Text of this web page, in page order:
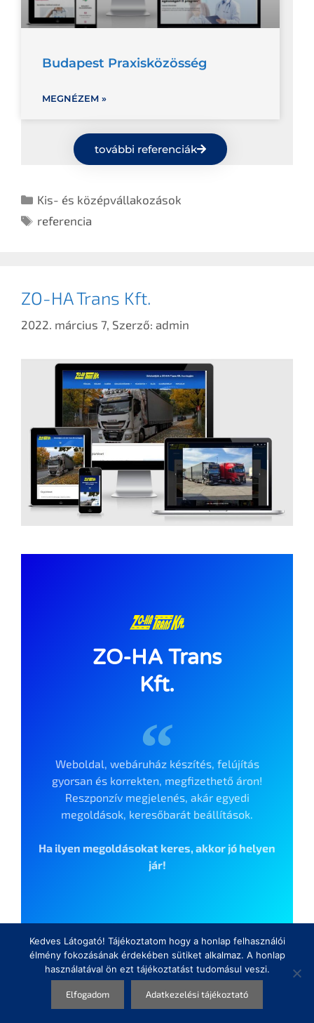
Budapest Praxisközösség
MEGNÉZEM »
további referenciák
Kis- és középvállakozások
referencia
ZO-HA Trans Kft.
2022. március 7, Szerző: admin
ZO-HA Trans
Kft.
Weboldal, webáruház készítés, felújítás
gyorsan és korrekten, megfizethető áron!
Reszponzív megjelenés, akár egyedi
megoldások, keresőbarát beállítások.
Ha ilyen megoldásokat keres, akkor jó helyen
jár!
Kedves Látogató! Tájékoztatom hogy a honlap felhasználói
élmény fokozásának érdekében sütiket alkalmaz. A honlap
használatával ön ezt tájékoztatást tudomásul veszi.
Elfogadom Adatkezelési tájékoztató